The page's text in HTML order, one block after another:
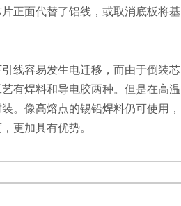
正面代替了铝线，或取消底板将基
线容易发生电迁移，而由于倒装芯
有焊料和导电胶两种。但是在高温
。像高熔点的锡铅焊料仍可使用，
更加具有优势。